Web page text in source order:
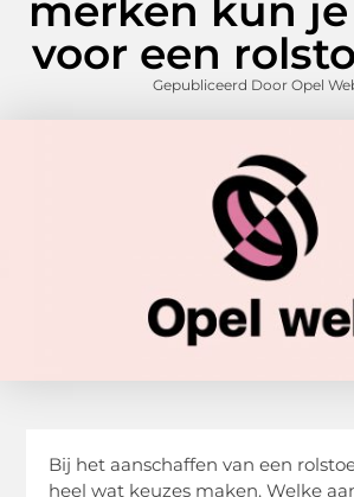
merken kun
voor een
Gepubliceerd Door Opel
Bij het aanschaffen van een
heel wat keuzes maken. Welke